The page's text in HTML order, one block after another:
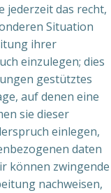
jederzeit das recht,
Situation
ihrer
einzulegen; dies
gestütztes
auf denen eine
sie dieser
einlegen,
daten
können zwingende
nachweisen,